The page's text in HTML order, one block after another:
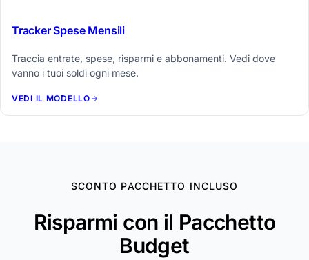
Tracker Spese Mensili
Traccia entrate, spese, risparmi e abbonamenti. Vedi dove
vanno i tuoi soldi ogni mese.
VEDI IL MODELLO
SCONTO PACCHETTO INCLUSO
Risparmi con il Pacchetto
Budget